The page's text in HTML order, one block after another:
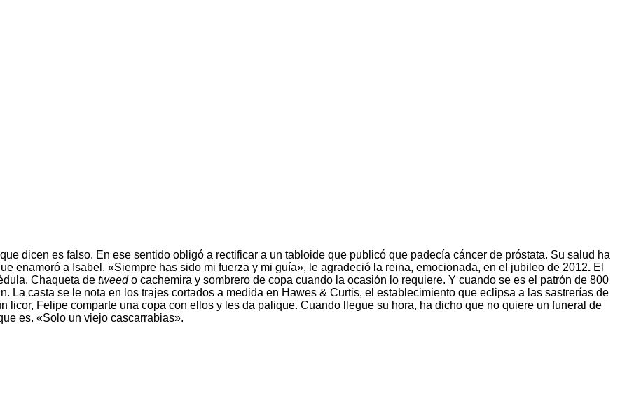
dicen es falso. En ese sentido obligó a rectificar a un tabloide que publicó que padecía cáncer de próstata. Su salud ha
enamoró a Isabel. «Siempre has sido mi fuerza y mi guía», le agradeció la reina, emocionada, en el jubileo de 2012. El
Chaqueta de tweedo cachemira y sombrero de copa cuando la ocasión lo requiere. Y cuando se es el patrón de 800
La casta se le nota en los trajes cortados a medida en Hawes & Curtis, el establecimiento que eclipsa a las sastrerías de
licor, Felipe comparte una copa con ellos y les da palique. Cuando llegue su hora, ha dicho que no quiere un funeral de
es. «Solo un viejo cascarrabias».